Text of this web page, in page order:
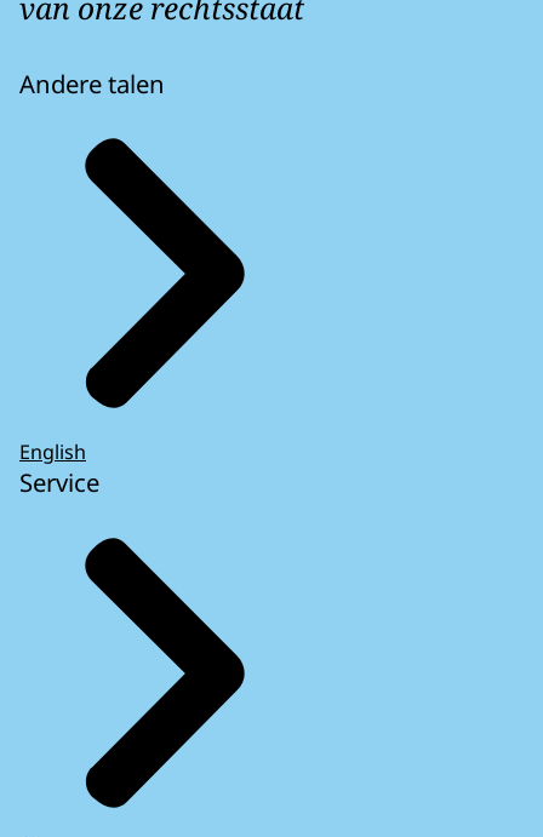
Andere talen
English
Service